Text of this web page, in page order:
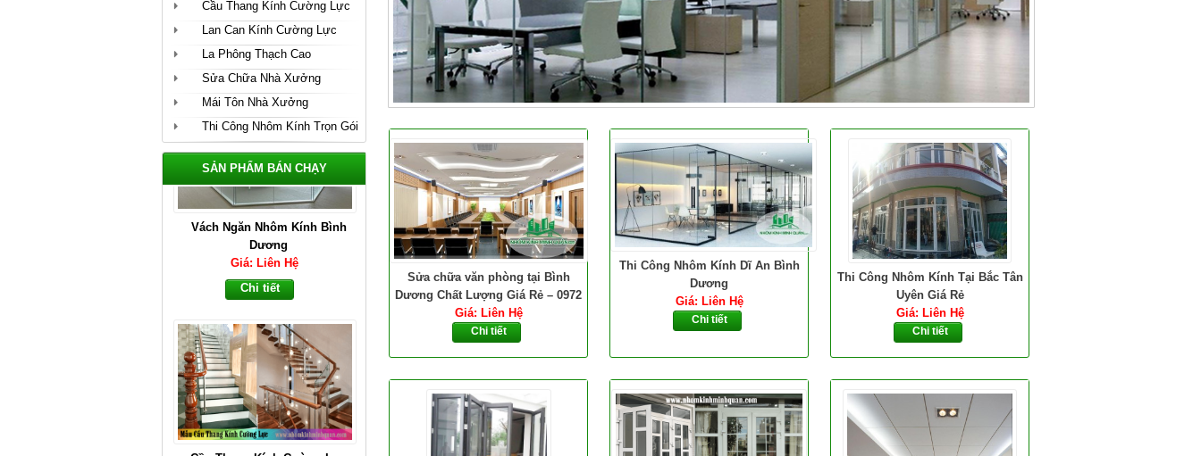
Sửa chữa văn phòng tại Bình
Dương Chất Lượng Giá Rẻ – 0972
134 785
Giá: Liên Hệ
Chi tiết
Thi Công Nhôm Kính Dĩ An Bình
Dương
Giá: Liên Hệ
Chi tiết
Thi Công Nhôm Kính Tại Bắc Tân
Uyên Giá Rẻ
Giá: Liên Hệ
Chi tiết
Cầu Thang Kính Cường Lực
Lan Can Kính Cường Lực
La Phông Thạch Cao
Sửa Chữa Nhà Xưởng
Mái Tôn Nhà Xưởng
Thi Công Nhôm Kính Trọn Gói
SẢN PHẨM BÁN CHẠY
Cầu Thang Kính Cường Lực
Đẹp Nhất Năm 2022
Giá: Liên Hệ
Chi tiết